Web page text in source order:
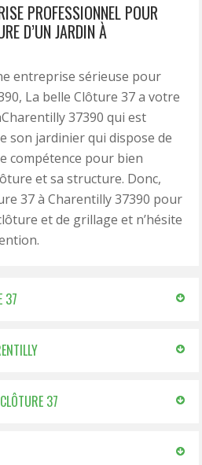
PROFESSIONNEL POUR
D’UN JARDIN À
entreprise sérieuse pour
La belle Clôture 37 a votre
37390 qui est
son jardinier qui dispose de
compétence pour bien
et sa structure. Donc,
37 à Charentilly 37390 pour
et de grillage et n’hésite
37
37